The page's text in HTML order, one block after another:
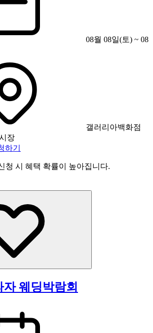
08월 08일(토) ~ 08
갤러리아백화점
장
하기
청 시 혜택 확률이 높아집니다.
웨딩박람회